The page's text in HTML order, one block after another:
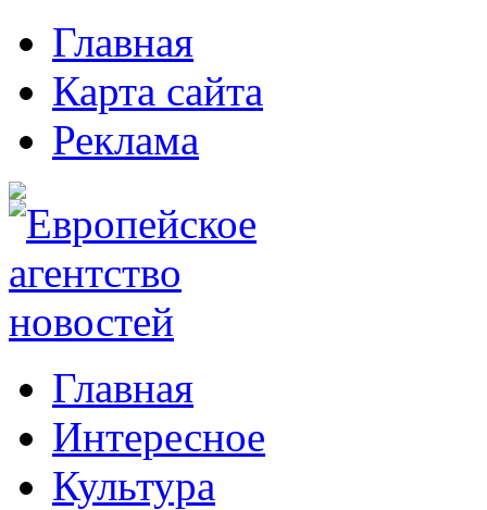
Главная
Карта сайта
Реклама
Главная
Интересное
Культура